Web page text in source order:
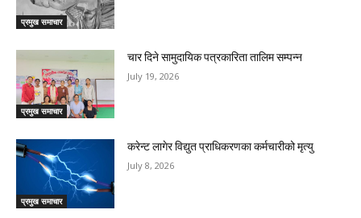
प्रमुख समाचार
प्रमुख समाचार
चार दिने सामुदायिक पत्रकारिता तालिम सम्पन्न
July 19, 2026
प्रमुख समाचार
करेन्ट लागेर विद्युत प्राधिकरणका कर्मचारीको मृत्यु
July 8, 2026